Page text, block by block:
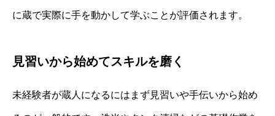
に蔵で実際に手を動かして学ぶことが評価されます。
見習いから始めてスキルを磨く
未経験者が蔵人になるにはまず見習いや手伝いから始め